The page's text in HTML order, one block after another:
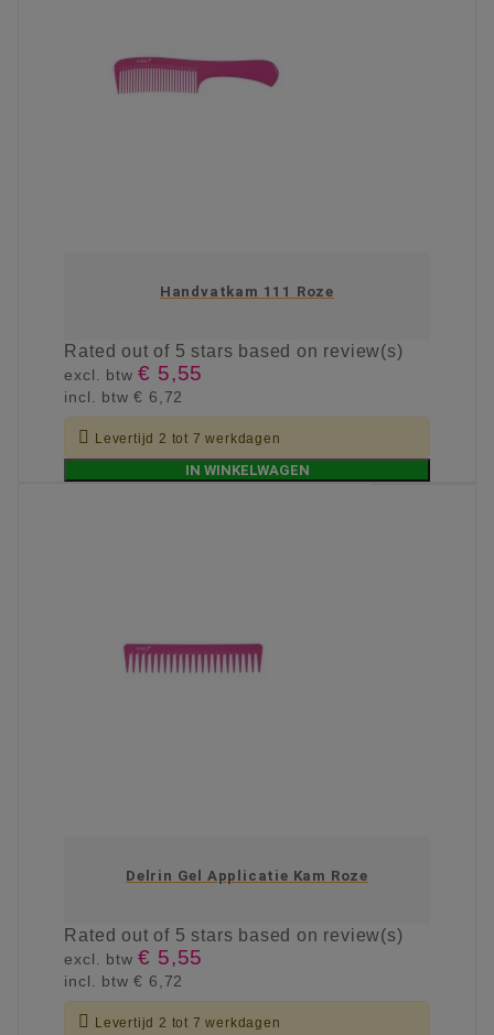
Handvatkam 111 Roze
Ratedout of 5 stars based on review(s)
excl. btw€ 5,55
incl. btw€ 6,72
 Levertijd 2 tot 7 werkdagen
IN WINKELWAGEN
Delrin Gel Applicatie Kam Roze
Ratedout of 5 stars based on review(s)
excl. btw€ 5,55
incl. btw€ 6,72
 Levertijd 2 tot 7 werkdagen